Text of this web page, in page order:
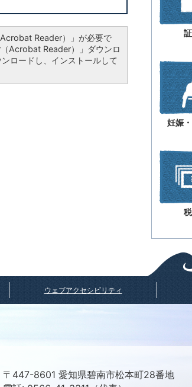
Reader）」が必要で
Acrobat Reader）」ダウンロ
ロードし、インストールして
妊娠
ウェブアクセシビリティ
〒447-8601 愛知県碧南市松本町28番地